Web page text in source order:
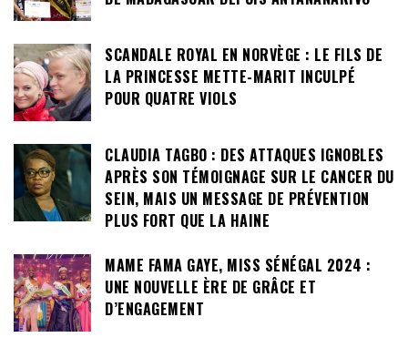
SCANDALE ROYAL EN NORVÈGE : LE FILS DE
LA PRINCESSE METTE-MARIT INCULPÉ
POUR QUATRE VIOLS
CLAUDIA TAGBO : DES ATTAQUES IGNOBLES
APRÈS SON TÉMOIGNAGE SUR LE CANCER DU
SEIN, MAIS UN MESSAGE DE PRÉVENTION
PLUS FORT QUE LA HAINE
MAME FAMA GAYE, MISS SÉNÉGAL 2024 :
UNE NOUVELLE ÈRE DE GRÂCE ET
D’ENGAGEMENT